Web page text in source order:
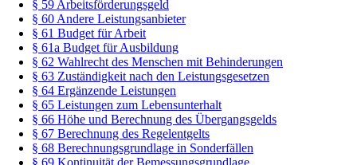
§ 59 Arbeitsförderungsgeld
§ 60 Andere Leistungsanbieter
§ 61 Budget für Arbeit
§ 61a Budget für Ausbildung
§ 62 Wahlrecht des Menschen mit Behinderungen
§ 63 Zuständigkeit nach den Leistungsgesetzen
§ 64 Ergänzende Leistungen
§ 65 Leistungen zum Lebensunterhalt
§ 66 Höhe und Berechnung des Übergangsgelds
§ 67 Berechnung des Regelentgelts
§ 68 Berechnungsgrundlage in Sonderfällen
§ 69 Kontinuität der Bemessungsgrundlage